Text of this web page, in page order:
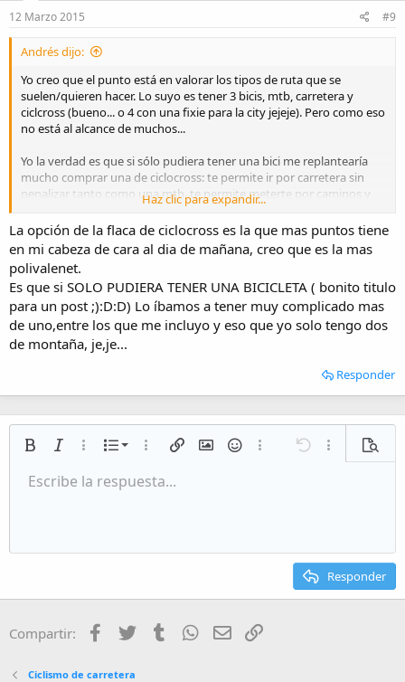
12 Marzo 2015 #9
Andrés dijo:
Yo creo que el punto está en valorar los tipos de ruta que se
suelen/quieren hacer. Lo suyo es tener 3 bicis, mtb, carretera y
ciclcross (bueno... o 4 con una fixie para la city jejeje). Pero como eso
no está al alcance de muchos...
Yo la verdad es que si sólo pudiera tener una bici me replantearía
mucho comprar una de ciclocross: te permite ir por carretera sin
penalizar tanto como una mtb, te permite meterte por caminos y
pistas de tierra (aunque no sea apta para meterte por senderos
complicados), te permite montar alforjas y usarla como bici rutera y
no tiene que ser mala opción para incluso moverse por ciudad
porque tiene que ser bastante ágil.
No es lo mismo salir a carretera con una flaca de verdad con menos
peso, geometrías, ruedas finas... o salir al monte con una mtb con
sus tecnologías específicas de amortiguación, ruedas, geometrías,...
pero no descarto en un futuro si no tengo sitio o tiempo para las
dos bicis vender y comprarme una bici chula de ciclocross ;-)
Haz clic para expandir...
La opción de la flaca de ciclocross es la que mas puntos tiene
en mi cabeza de cara al dia de mañana, creo que es la mas
polivalenet.
Es que si SOLO PUDIERA TENER UNA BICICLETA ( bonito titulo
para un post ;):D:D) Lo íbamos a tener muy complicado mas
de uno,entre los que me incluyo y eso que yo solo tengo dos
de montaña, je,je...
Responder
NegritaCursivaMás opciones…
Lista
Lista numerada
Lista desordenada
Más opciones…
Insertar enlace
Insertar imagen
EmoticonosMás opciones…
Deshacer
Más
Vista
Tamaño del texto
9
Color de texto
Fuente Arial
Trebuchet MS
Verdana
TachadoSubrayado
AlineamientoAlineación izquierda
Paragraph format
Normal
Heading 2
CitarMultimedia
Insert table
Insert horizontal line
SpoilerCódigo
RehacerCambiar a código BB
Eliminar formato
BorradoresGuardar borrador
Escribe la respuesta...
Responder
Compartir: Facebook
Twitter TumblrWhatsApp
Email
Ciclismo de carretera